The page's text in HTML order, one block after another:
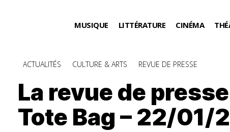
MUSIQUE LITTÉRATURE CINÉMA
Catégories
ACTUALITÉS CULTURE & ARTS REVUE DE PRESSE
La revue de
Tote Bag – 22/01/